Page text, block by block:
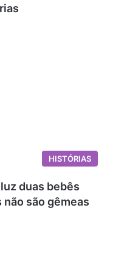
HISTÓRIAS
duas bebês
são gêmeas